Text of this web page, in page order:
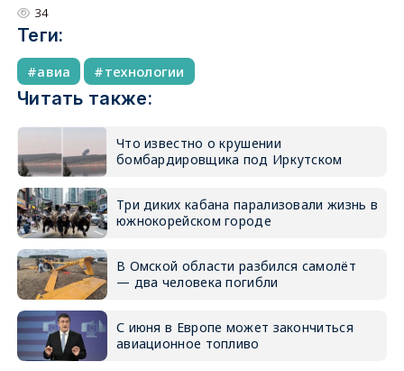
34
Теги:
авиа технологии
Читать также:
Что известно о крушении
бомбардировщика под Иркутском
Три диких кабана парализовали жизнь в
южнокорейском городе
В Омской области разбился самолёт
— два человека погибли
С июня в Европе может закончиться
авиационное топливо